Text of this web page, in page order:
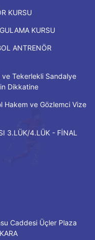
KURSU
KURSU
ANTRENÖR
Tekerlekli Sandalye
Dikkatine
Hakem ve Gözlemci Vize
3.LÜK/4.LÜK - FİNAL
Caddesi Üçler Plaza